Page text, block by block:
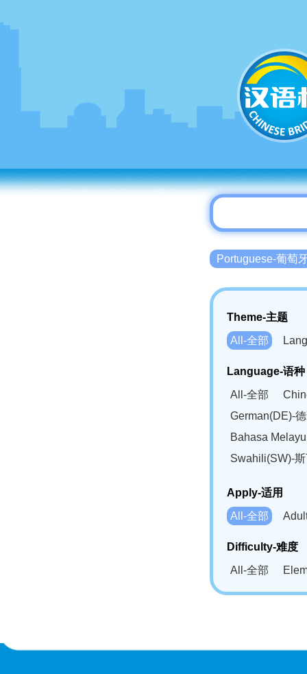
Portuguese-葡萄
Theme-主题
All-全部
Language-语种
All-全部
German(DE)-
Bahasa
Swahili(SW)-
Apply-适用
All-全部
Difficulty-难度
All-全部